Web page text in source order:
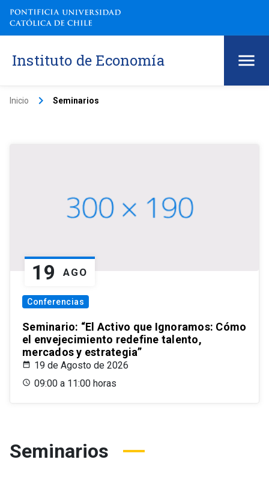
Instituto de Economía
Inicio keyboard_arrow_right Seminarios
19 AGO
Conferencias
Seminario: “El Activo que Ignoramos: Cómo
el envejecimiento redefine talento,
mercados y estrategia”
19 de Agosto de 2026
09:00 a 11:00 horas
Seminarios